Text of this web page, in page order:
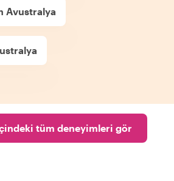
Avustralya
tüm deneyimleri gör